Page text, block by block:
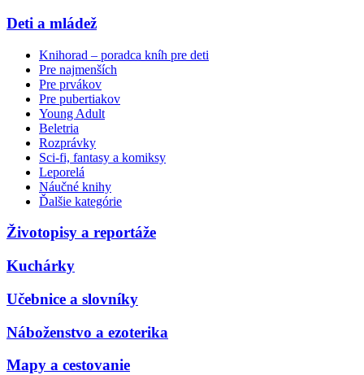
Deti a mládež
Knihorad – poradca kníh pre deti
Pre najmenších
Pre prvákov
Pre pubertiakov
Young Adult
Beletria
Rozprávky
Sci-fi, fantasy a komiksy
Leporelá
Náučné knihy
Ďalšie kategórie
Životopisy a reportáže
Kuchárky
Učebnice a slovníky
Náboženstvo a ezoterika
Mapy a cestovanie